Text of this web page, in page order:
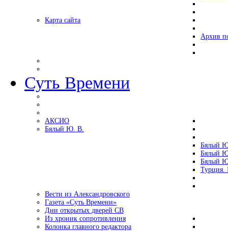
Карта сайта
Архив
Суть Времени
АКСИО
Бялый Ю. В.
Бялый
Бялый
Бялый
Турция.
Вести из Александровского
Газета «Суть Времени»
Дни открытых дверей СВ
Из хроник сопротивления
Колонка главного редактора